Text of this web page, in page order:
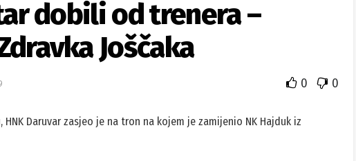
dobili od trenera –
Joščaka
0 0
HNK Daruvar zasjeo je na tron na kojem je zamijenio NK Hajduk iz